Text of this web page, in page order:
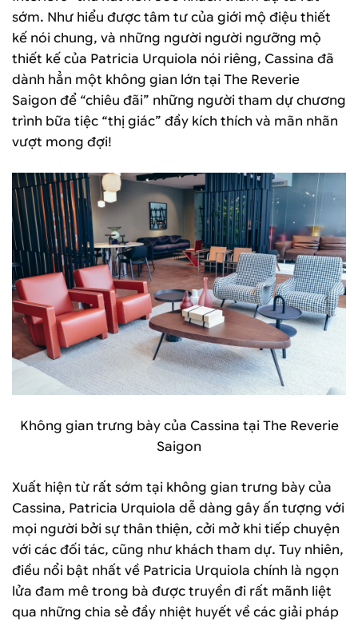
sớm. Như hiểu được tâm tư của giới mộ điệu thiết
kế nói chung, và những người người ngưỡng mộ
thiết kế của Patricia Urquiola nói riêng, Cassina đã
dành hẳn một không gian lớn tại The Reverie
Saigon để “chiêu đãi” những người tham dự chương
trình bữa tiệc “thị giác” đầy kích thích và mãn nhãn
vượt mong đợi!
Không gian trưng bày của Cassina tại The Reverie
Saigon
Xuất hiện từ rất sớm tại không gian trưng bày của
Cassina, Patricia Urquiola dễ dàng gây ấn tượng với
mọi người bởi sự thân thiện, cởi mở khi tiếp chuyện
với các đối tác, cũng như khách tham dự. Tuy nhiên,
điều nổi bật nhất về Patricia Urquiola chính là ngọn
lửa đam mê trong bà được truyền đi rất mãnh liệt
qua những chia sẻ đầy nhiệt huyết về các giải pháp